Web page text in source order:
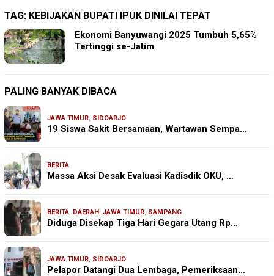
TAG: KEBIJAKAN BUPATI IPUK DINILAI TEPAT
Ekonomi Banyuwangi 2025 Tumbuh 5,65%
Tertinggi se-Jatim
PALING BANYAK DIBACA
JAWA TIMUR, SIDOARJO
19 Siswa Sakit Bersamaan, Wartawan Sempa…
BERITA
Massa Aksi Desak Evaluasi Kadisdik OKU, …
BERITA, DAERAH, JAWA TIMUR, SAMPANG
Diduga Disekap Tiga Hari Gegara Utang Rp…
JAWA TIMUR, SIDOARJO
Pelapor Datangi Dua Lembaga, Pemeriksaan…